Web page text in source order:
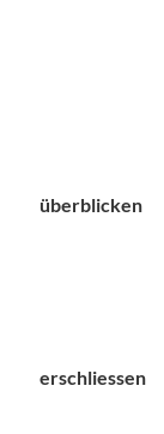
überblicken
erschliessen